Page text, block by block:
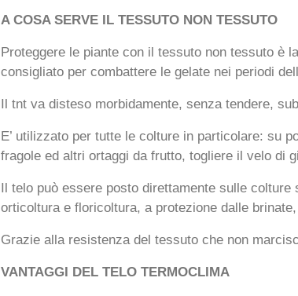
A COSA SERVE IL TESSUTO NON TESSUTO
Proteggere le piante con il tessuto non tessuto è
consigliato per combattere le gelate nei periodi
Il tnt va disteso morbidamente, senza tendere,
E’ utilizzato per tutte le colture in particolare: su
fragole ed altri ortaggi da frutto, togliere il velo di
Il telo può essere posto direttamente sulle
orticoltura e floricoltura, a protezione dalle
Grazie alla resistenza del tessuto che non
VANTAGGI DEL TELO TERMOCLIMA